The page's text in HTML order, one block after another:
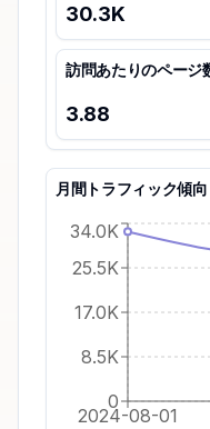
30.3K
訪問あたりのページ
3.88
月間トラフィック傾向
2024-08-01
0
8.5K
17.0K
25.5K
34.0K